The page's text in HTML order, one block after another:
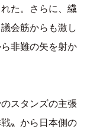
た。さらに、繊
会筋からも激し
非難の矢を射か
スタンズの主張
〟から日本側の